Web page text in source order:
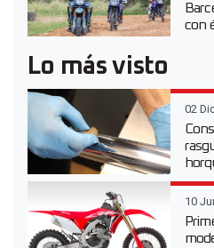
con
Lo más visto
02
10